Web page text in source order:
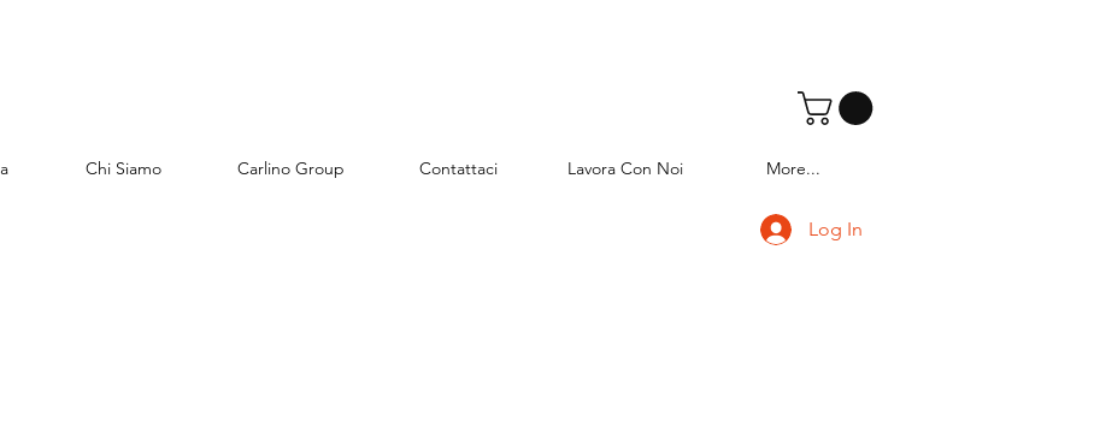
Chi Siamo Carlino Group Contattaci Lavora Con Noi More...
Log In